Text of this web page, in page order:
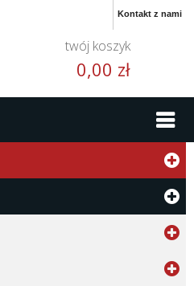
Kontakt z nami
twój koszyk
0,00 zł